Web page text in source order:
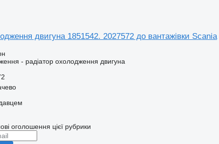
двигуна 1851542. 2027572 до вантажівки Scania
- радіатор охолодження двигуна
оголошення цієї рубрики